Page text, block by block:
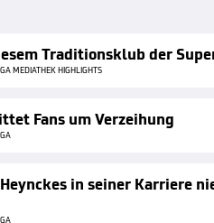
Traditionsklub der
MEDIATHEK HIGHLIGHTS
Fans um Verzeihung
in seiner Karriere